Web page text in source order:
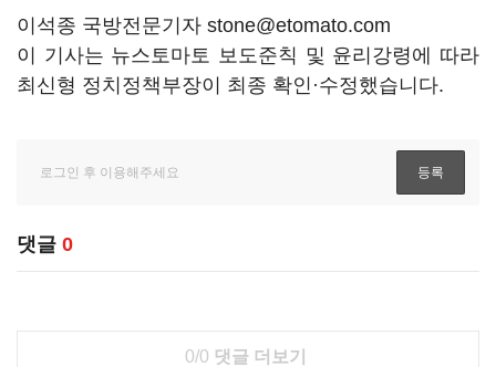
이석종 국방전문기자 stone@etomato.com
이 기사는 뉴스토마토 보도준칙 및 윤리강령에 따라
최신형 정치정책부장이 최종 확인·수정했습니다.
댓글 0
0/0 댓글 더보기